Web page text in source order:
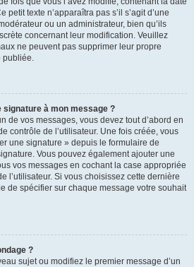
petit texte n’apparaîtra pas s’il s’agit d’une
ou un administrateur, bien qu’ils
concernant leur modification. Veuillez
ne peuvent pas supprimer leur propre
publiée.
à mon message ?
de vos messages, vous devez tout d’abord en
contrôle de l’utilisateur. Une fois créée, vous
une signature » depuis le formulaire de
Vous pouvez également ajouter une
vos messages en cochant la case appropriée
l’utilisateur. Si vous choisissez cette dernière
de spécifier sur chaque message votre souhait
?
sujet ou modifiez le premier message d’un